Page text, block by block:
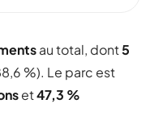
au total, dont5
%). Le parc est
et47,3 %